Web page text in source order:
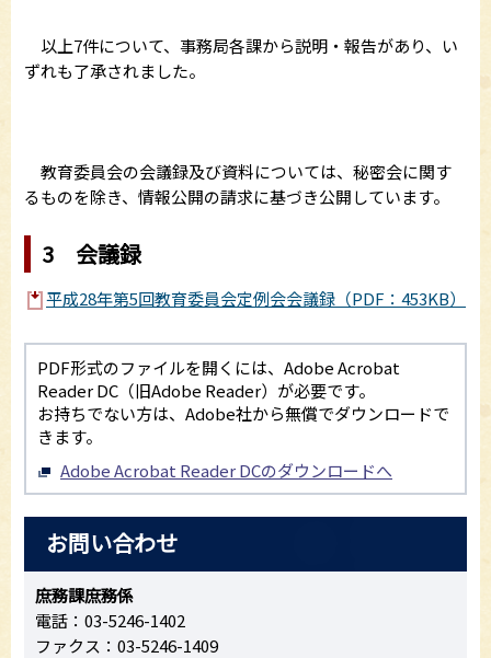
以上7件について、事務局各課から説明・報告があり、い
ずれも了承されました。
教育委員会の会議録及び資料については、秘密会に関す
るものを除き、情報公開の請求に基づき公開しています。
3 会議録
平成28年第5回教育委員会定例会会議録（PDF：453KB）
PDF形式のファイルを開くには、Adobe Acrobat
Reader DC（旧Adobe Reader）が必要です。
お持ちでない方は、Adobe社から無償でダウンロードで
きます。
Adobe Acrobat Reader DCのダウンロードへ
お問い合わせ
庶務課庶務係
電話：03-5246-1402
ファクス：03-5246-1409